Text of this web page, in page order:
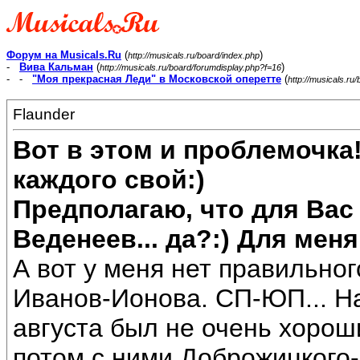
Форум на Musicals.Ru (http://musicals.ru/board/index.php)
-
Вива Кальман (http://musicals.ru/board/forumdisplay.php?f=16)
- - "Моя прекрасная Леди" в Московской оперетте (http://musicals.ru/
Flaunder
Вот в этом и
каждого свой:)
Предполагаю, что для
Веденеев... да?:) Для
А вот у меня нет
Иванов-Ионова. СП-ЮП...
августа был не очень